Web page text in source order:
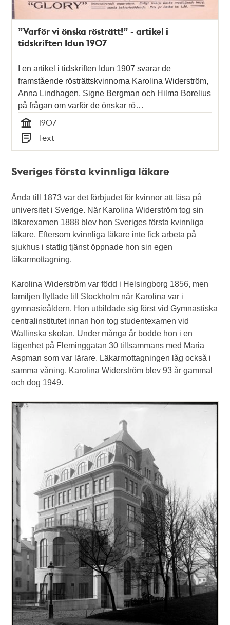
”Varför vi önska rösträtt!” - artikel i
tidskriften Idun 1907
I en artikel i tidskriften Idun 1907 svarar de
framstående rösträttskvinnorna Karolina Widerström,
Anna Lindhagen, Signe Bergman och Hilma Borelius
på frågan om varför de önskar rö…
Tid
1907
Typ
Text
Sveriges första kvinnliga läkare
Ända till 1873 var det förbjudet för kvinnor att läsa på
universitet i Sverige. När Karolina Widerström tog sin
läkarexamen 1888 blev hon Sveriges första kvinnliga
läkare. Eftersom kvinnliga läkare inte fick arbeta på
sjukhus i statlig tjänst öppnade hon sin egen
läkarmottagning.
Karolina Widerström var född i Helsingborg 1856, men
familjen flyttade till Stockholm när Karolina var i
gymnasieåldern. Hon utbildade sig först vid Gymnastiska
centralinstitutet innan hon tog studentexamen vid
Wallinska skolan. Under många år bodde hon i en
lägenhet på Fleminggatan 30 tillsammans med Maria
Aspman som var lärare. Läkarmottagningen låg också i
samma våning. Karolina Widerström blev 93 år gammal
och dog 1949.